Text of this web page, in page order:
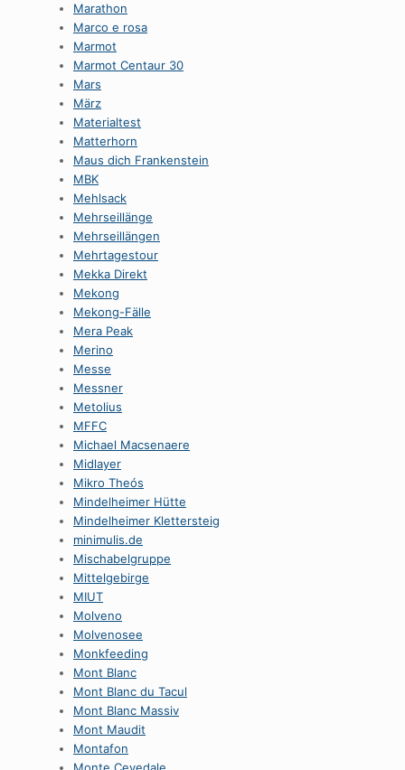
Marathon
Marco e rosa
Marmot
Marmot Centaur 30
Mars
März
Materialtest
Matterhorn
Maus dich Frankenstein
MBK
Mehlsack
Mehrseillänge
Mehrseillängen
Mehrtagestour
Mekka Direkt
Mekong
Mekong-Fälle
Mera Peak
Merino
Messe
Messner
Metolius
MFFC
Michael Macsenaere
Midlayer
Mikro Theós
Mindelheimer Hütte
Mindelheimer Klettersteig
minimulis.de
Mischabelgruppe
Mittelgebirge
MIUT
Molveno
Molvenosee
Monkfeeding
Mont Blanc
Mont Blanc du Tacul
Mont Blanc Massiv
Mont Maudit
Montafon